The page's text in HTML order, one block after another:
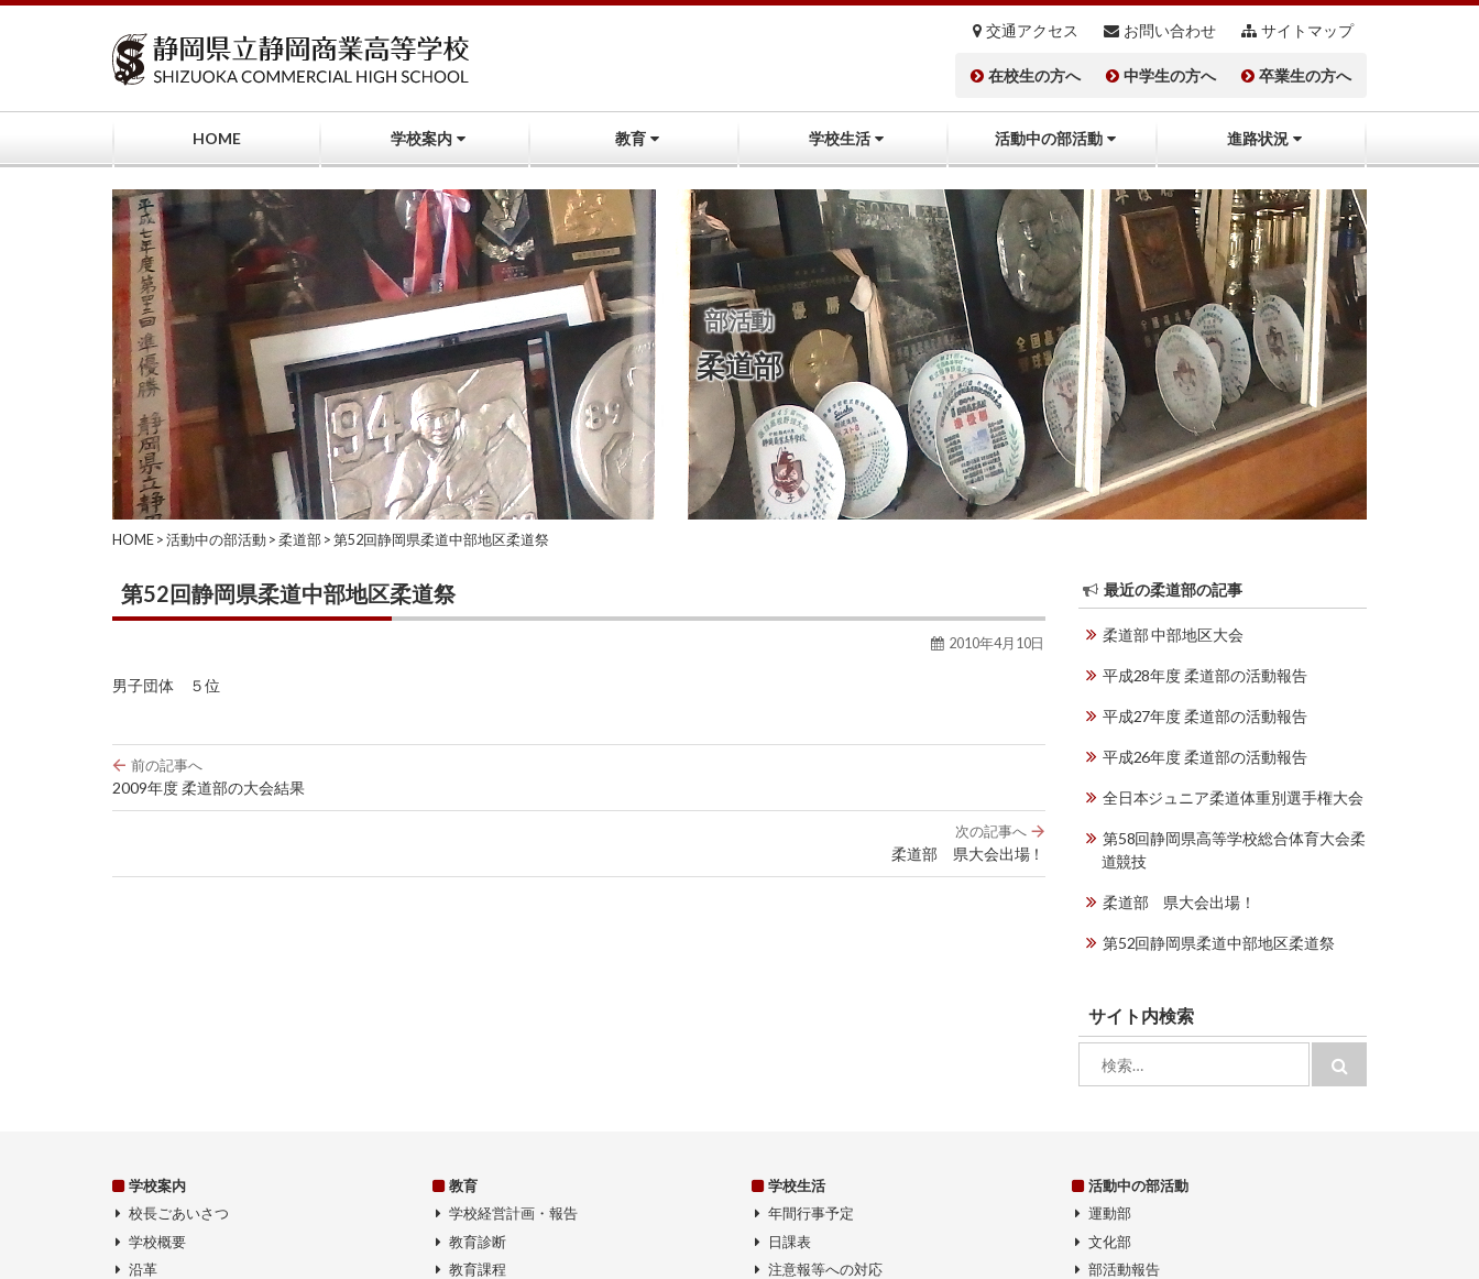
コ
キ
交通アクセス お問い合わせ サイトマップ
在校生の方へ 中学生の方へ 卒業生の方へ
HOME 学校案内 教育 学校生活 活動中の部活動 進路状況
部活動
柔道部
HOME> 活動中の部活動 > 柔道部> 第52回静岡県柔道中部地区柔道祭
第52回静岡県柔道中部地区柔道祭
2010年4月10日
男子団体 ５位
投
稿
ナ
ゲ
前の記事へ
2009年度 柔道部の大会結果
次の記事へ
柔道部 県大会出場！
最近の柔道部の記事
柔道部 中部地区大会
平成28年度 柔道部の活動報告
平成27年度 柔道部の活動報告
平成26年度 柔道部の活動報告
全日本ジュニア柔道体重別選手権大会
第58回静岡県高等学校総合体育大会柔
道競技
柔道部 県大会出場！
第52回静岡県柔道中部地区柔道祭
サイト内検索
索
学校案内
校長ごあいさつ
学校概要
沿革
教育
学校経営計画・報告
教育診断
教育課程
学校生活
年間行事予定
日課表
注意報等への対応
活動中の部活動
運動部
文化部
部活動報告